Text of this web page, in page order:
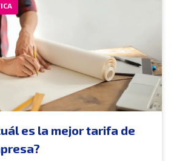
es la mejor tarifa de